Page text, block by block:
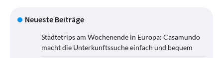
Neueste Beiträge
Städtetrips am Wochenende in Europa: Casamundo
macht die Unterkunftssuche einfach und bequem